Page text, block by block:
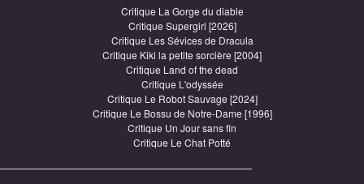
Critique La Gorge du diable
Critique Supergirl [2026]
Critique Les Sévices de Dracula
Critique Kiki la petite sorcière [2004]
Critique Land of the dead
Critique L'odyssée
Critique Le Robot Sauvage [2024]
Critique Le Bossu de Notre-Dame [1996]
Critique Un Jour sans fin
Critique Le Chat Potté